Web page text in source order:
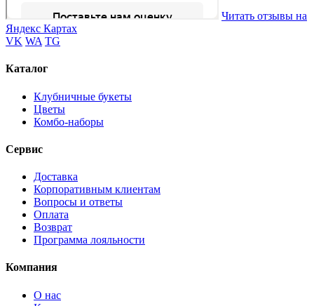
Читать отзывы на
Яндекс Картах
VK WA TG
Каталог
Клубничные букеты
Цветы
Комбо-наборы
Сервис
Доставка
Корпоративным клиентам
Вопросы и ответы
Оплата
Возврат
Программа лояльности
Компания
О нас